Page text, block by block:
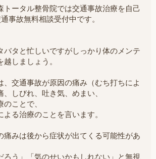
トータル整骨院では交通事故治療を自己
事故無料相談受付中です。
バタと忙しいですがしっかり体のメンテ
しましょう。
、交通事故が原因の痛み（むち打ちによ
しびれ、吐き気、めまい、
ことで、
る治療のことを言います。
痛みは後から症状が出てくる可能性があ
ろう」「気のせいかもしれない」と無視